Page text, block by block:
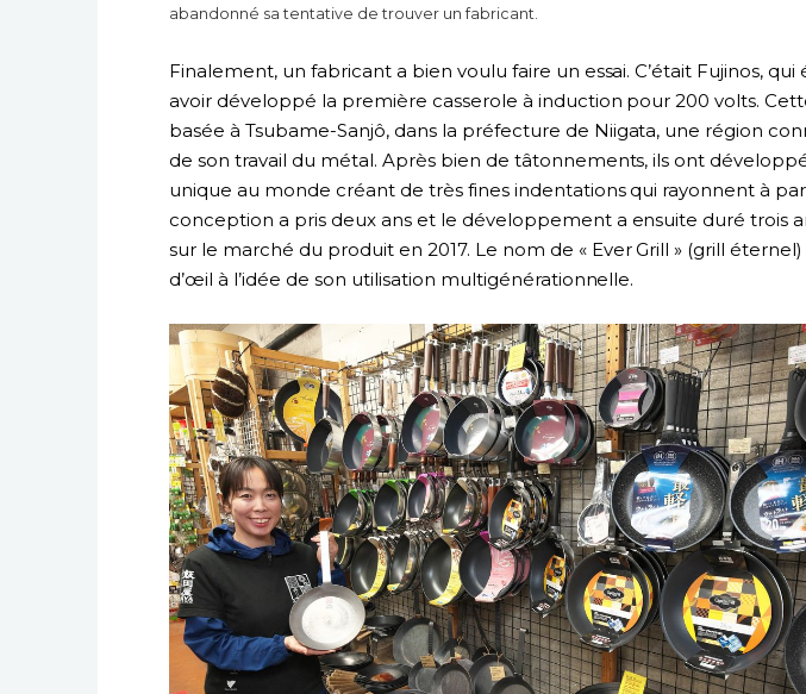
abandonné sa tentative de trouver un fabricant.
Finalement, un fabricant a bien voulu faire un essai. C’était Fujinos,
avoir développé la première casserole à induction pour 200 volts.
basée à Tsubame-Sanjô, dans la préfecture de Niigata, une région
de son travail du métal. Après bien de tâtonnements, ils ont
unique au monde créant de très fines indentations qui rayonnent à
conception a pris deux ans et le développement a ensuite duré trois
sur le marché du produit en 2017. Le nom de « Ever Grill » (grill
d’œil à l’idée de son utilisation multigénérationnelle.